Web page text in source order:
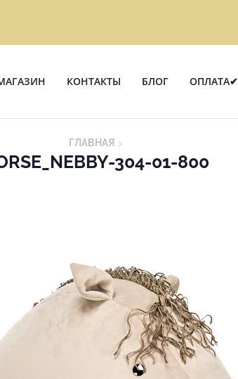
КОНТАКТЫ БЛОГ ОПЛАТА✔
ГЛАВНАЯ
304-01-800